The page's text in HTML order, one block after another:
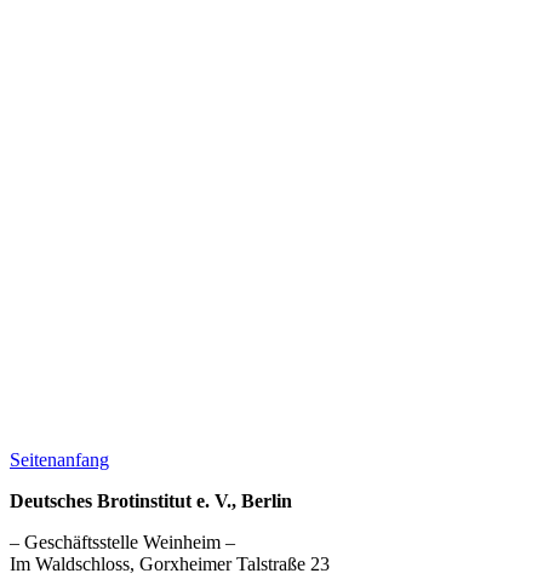
Seitenanfang
Deutsches Brotinstitut e. V., Berlin
– Geschäftsstelle Weinheim –
Im Waldschloss, Gorxheimer Talstraße 23